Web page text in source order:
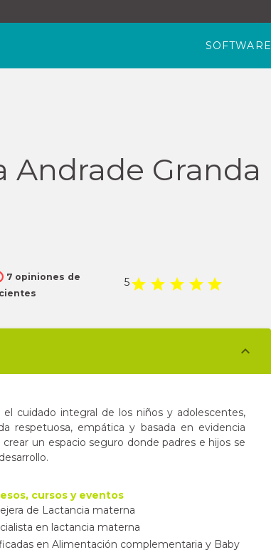
SOFTWARE
Andrade Granda
7 opiniones de
5
cuidado integral de los niños y adolescentes,
respetuosa, empática y basada en evidencia
un espacio seguro donde padres e hijos se
cursos y eventos
de Lactancia materna
en lactancia materna
en Alimentación complementaria y Baby